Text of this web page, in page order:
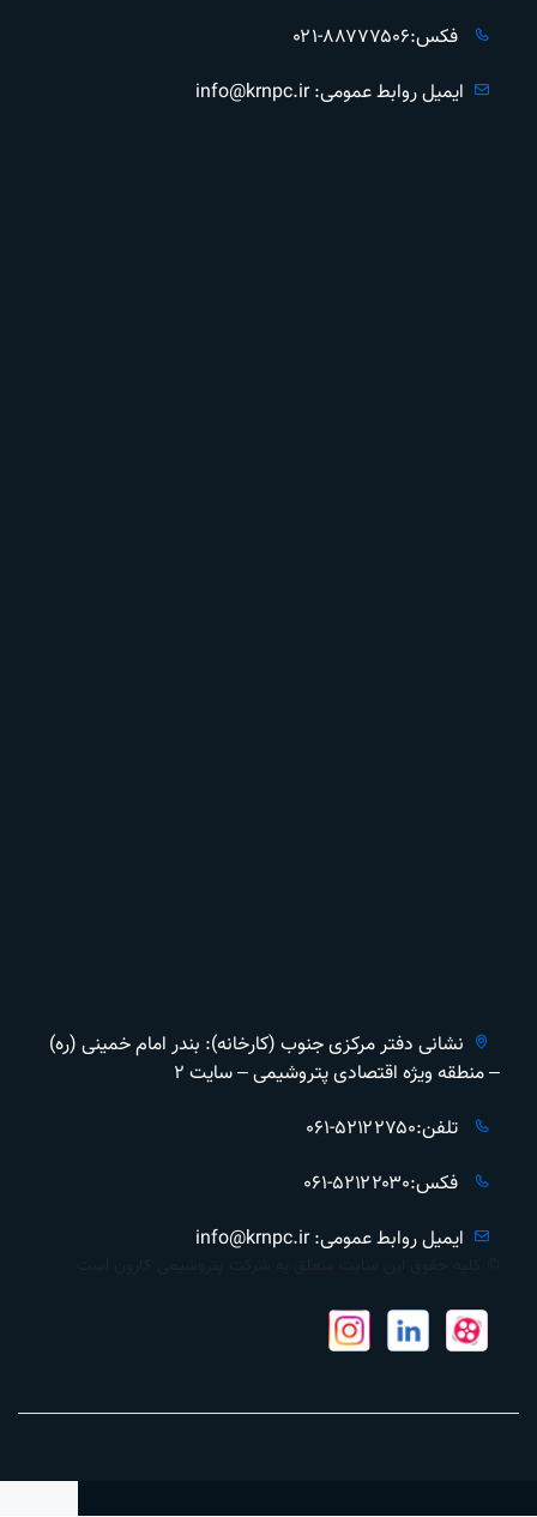
فکس:۸۸۷۷۷۵۰۶-۰۲۱
ایمیل روابط عمومی: info@krnpc.ir
نشانی دفتر مرکزی جنوب (کارخانه): بندر امام خمینی (ره)
– منطقه ویژه اقتصادی پتروشیمی – سایت ۲
تلفن:۵۲۱۲۲۷۵۰-۰۶۱
فکس:۵۲۱۲۲۰۳۰-۰۶۱
ایمیل روابط عمومی: info@krnpc.ir